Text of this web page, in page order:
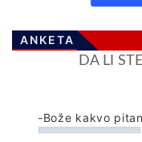
ANKETA
DA LI
-Bože kakvo